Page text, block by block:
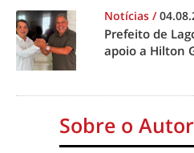
Notícias /
Prefeito de
apoio a Hilton
Sobre o Autor